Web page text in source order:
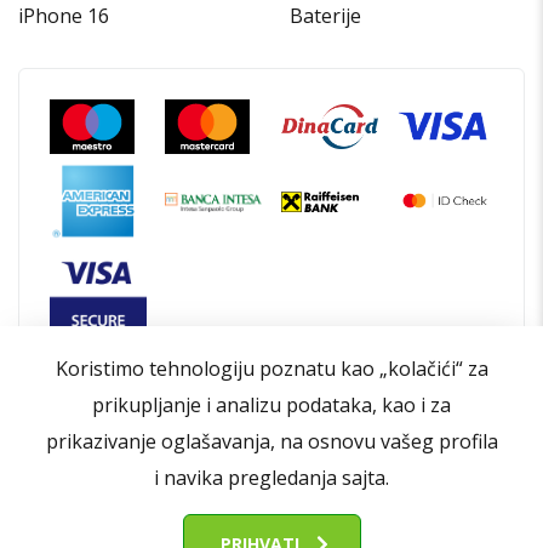
iPhone 16
Baterije
Opšti uslovi poslovanja
Politika privatnosti
Kontakt O nama
Koristimo tehnologiju poznatu kao „kolačići“ za
prikupljanje i analizu podataka, kao i za
prikazivanje oglašavanja, na osnovu vašeg profila
i navika pregledanja sajta.